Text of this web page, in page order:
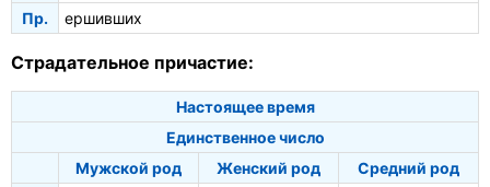
Пр.
ершивших
Страдательное причастие:
Настоящее время
Единственное число
Мужской род
Женский род
Средний род